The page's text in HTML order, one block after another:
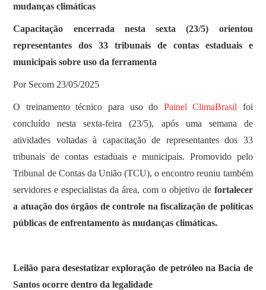
mudanças climáticas
Capacitação encerrada nesta sexta (23/5) orientou
representantes dos 33 tribunais de contas estaduais e
municipais sobre uso da ferramenta
Por Secom 23/05/2025
O treinamento técnico para uso do Painel ClimaBrasil foi
concluído nesta sexta-feira (23/5), após uma semana de
atividades voltadas à capacitação de representantes dos 33
tribunais de contas estaduais e municipais. Promovido pelo
Tribunal de Contas da União (TCU), o encontro reuniu também
servidores e especialistas da área, com o objetivo defortalecer
a atuação dos órgãos de controle na fiscalização de políticas
públicas de enfrentamento às mudanças climáticas.
Leilão para desestatizar exploração de petróleo na Bacia de
Santos ocorre dentro da legalidade